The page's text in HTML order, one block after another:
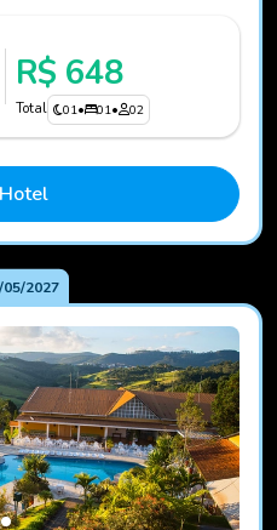
R$ 648
Total 01• 01• 02
05/2027